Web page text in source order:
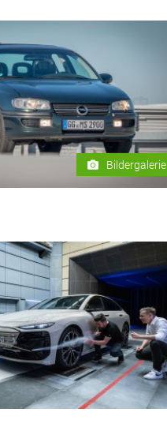
Bildergalerie